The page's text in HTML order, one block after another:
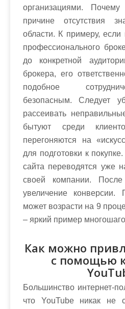
организациями.
причине отсутствия
области. К примеру, если
профессионального
до конкретной
брокера, его
подобное
безопасным. Следует
рассеивать
бытуют среди
перегоняются на
для подготовки к
сайта переводятся уже
своей компании. После
увеличение конверсии.
может возрасти на 9
– яркий пример
Как можно
с помощью
Большинство интернет-
что YouTube никак не